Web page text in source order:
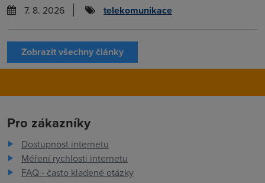
7. 8. 2026
telekomunikace
Zobrazit všechny články
Pro zákazníky
Dostupnost internetu
Měření rychlosti internetu
FAQ - často kladené otázky